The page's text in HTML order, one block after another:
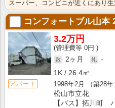
コンフォートブル山本
アパート
3.2万円
0円
2ヶ月
-
1K
26.4㎡
1998年2月
（築28年
松山市立花
【バス】拓川町